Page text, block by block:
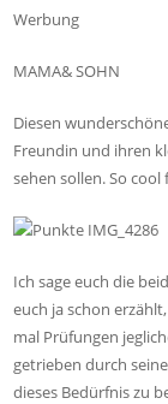
Werbung
MAMA& SOHN
Diesen
Freundin und ihren
sehen sollen. So cool
Ich sage euch die
euch ja schon
mal Prüfungen
getrieben durch
dieses Bedürfnis zu